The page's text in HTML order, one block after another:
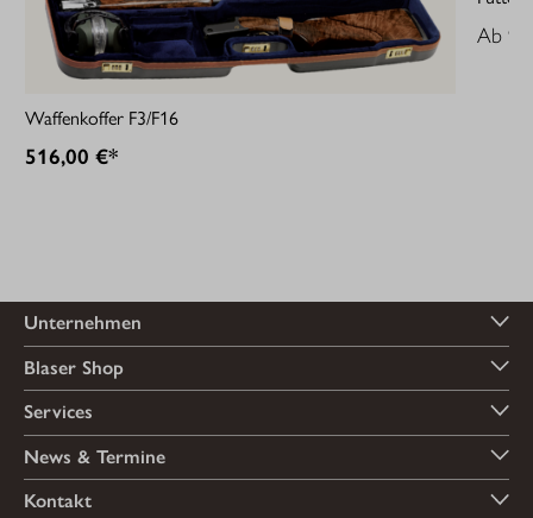
Waffenkoffer F3/F16
516,00 €*
Ab
Unternehmen
Blaser Shop
Services
News & Termine
Kontakt